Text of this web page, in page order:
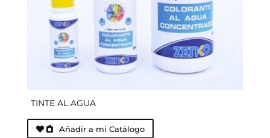
TINTE AL AGUA
Añadir a mi Catálogo